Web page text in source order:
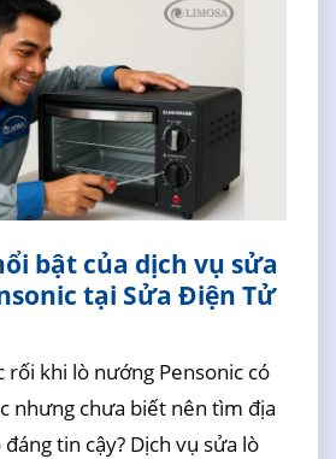
bật của dịch vụ sửa
tại Sửa Điện Tử
rối khi lò nướng Pensonic có
nhưng chưa biết nên tìm địa
tin cậy? Dịch vụ sửa lò